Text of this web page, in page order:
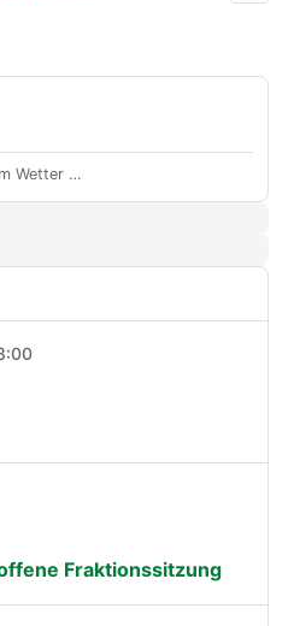
Wetter …
Fraktionssitzung